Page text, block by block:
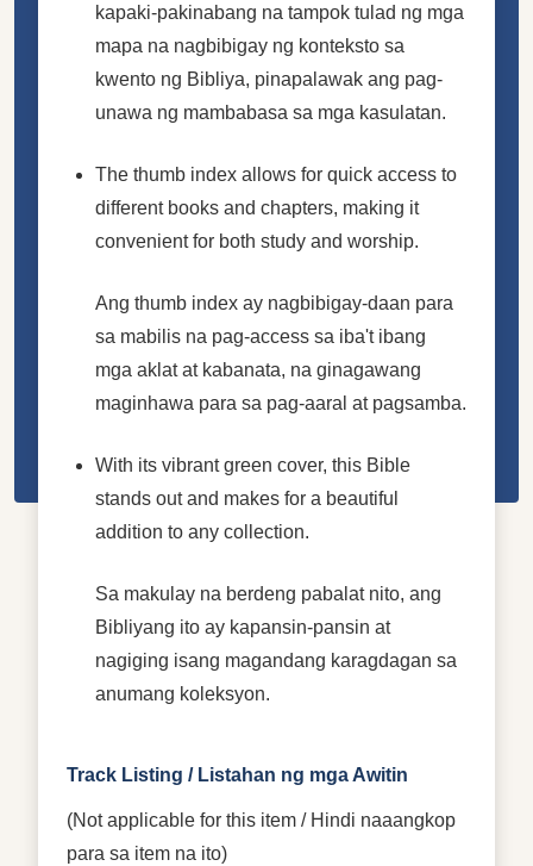
kapaki-pakinabang na tampok tulad ng mga
mapa na nagbibigay ng konteksto sa
kwento ng Bibliya, pinapalawak ang pag-
unawa ng mambabasa sa mga kasulatan.
The thumb index allows for quick access to
different books and chapters, making it
convenient for both study and worship.
Ang thumb index ay nagbibigay-daan para
sa mabilis na pag-access sa iba't ibang
mga aklat at kabanata, na ginagawang
maginhawa para sa pag-aaral at pagsamba.
With its vibrant green cover, this Bible
stands out and makes for a beautiful
addition to any collection.
Sa makulay na berdeng pabalat nito, ang
Bibliyang ito ay kapansin-pansin at
nagiging isang magandang karagdagan sa
anumang koleksyon.
Track Listing / Listahan ng mga Awitin
(Not applicable for this item / Hindi naaangkop
para sa item na ito)